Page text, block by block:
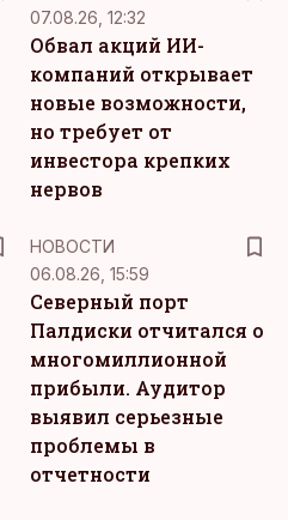
07.08.26, 12:32
Обвал акций ИИ-
компаний открывает
новые возможности,
но требует от
инвестора крепких
нервов
НОВОСТИ
06.08.26, 15:59
Северный порт
Палдиски отчитался о
многомиллионной
прибыли. Аудитор
выявил серьезные
проблемы в
отчетности